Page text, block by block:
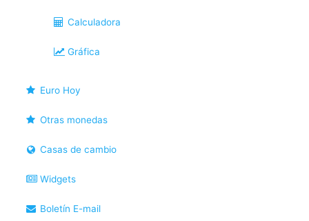
Calculadora
Gráfica
Euro Hoy
Otras monedas
Casas de cambio
Widgets
Boletín E-mail